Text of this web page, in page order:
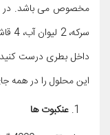
داخل بطری درست
این محلول را در همه
عنکبوت ها